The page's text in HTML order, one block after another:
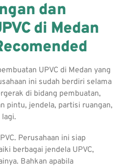
dan
di Medan
UPVC di Medan yang
ini sudah berdiri selama
di bidang pembuatan,
pintu, jendela, partisi ruangan,
Perusahaan ini siap
berbagai jendela UPVC,
Bahkan apabila